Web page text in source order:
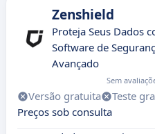
Zenshield
Proteja Seus Dados
Software de
Avançado
Sem
Versão gratuita Teste
Preços sob consulta